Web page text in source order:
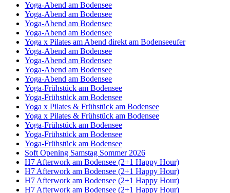
Yoga-Abend am Bodensee
Yoga-Abend am Bodensee
Yoga-Abend am Bodensee
Yoga-Abend am Bodensee
Yoga x Pilates am Abend direkt am Bodenseeufer
Yoga-Abend am Bodensee
Yoga-Abend am Bodensee
Yoga-Abend am Bodensee
Yoga-Abend am Bodensee
Yoga-Frühstück am Bodensee
Yoga-Frühstück am Bodensee
Yoga x Pilates & Frühstück am Bodensee
Yoga x Pilates & Frühstück am Bodensee
Yoga-Frühstück am Bodensee
Yoga-Frühstück am Bodensee
Yoga-Frühstück am Bodensee
Soft Opening Samstag Sommer 2026
H7 Afterwork am Bodensee (2+1 Happy Hour)
H7 Afterwork am Bodensee (2+1 Happy Hour)
H7 Afterwork am Bodensee (2+1 Happy Hour)
H7 Afterwork am Bodensee (2+1 Happy Hour)